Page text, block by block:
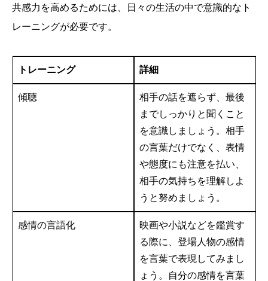
共感力を高めるためには、日々の生活の中で意識的なト
レーニングが必要です。
トレーニング 詳細
傾聴
相手の話を遮らず、最後
までしっかりと聞くこと
を意識しましょう。相手
の言葉だけでなく、表情
や態度にも注意を払い、
相手の気持ちを理解しよ
うと努めましょう。
感情の言語化
映画や小説などを鑑賞す
る際に、登場人物の感情
を言葉で表現してみまし
ょう。自分の感情を言葉